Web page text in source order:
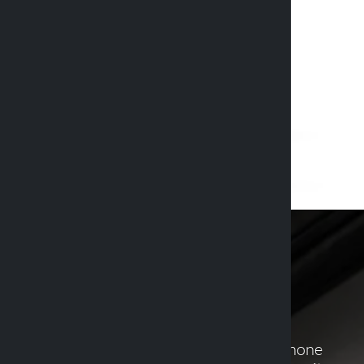
Entdecken Sie die mit Ihrem Smartphone